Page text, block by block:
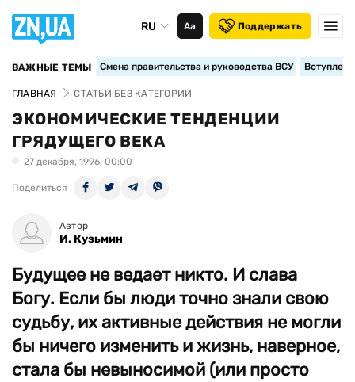
RU Аа Поддержать
ВАЖНЫЕ ТЕМЫ Смена правительства и руководства ВСУ
ГЛАВНАЯ СТАТЬИ БЕЗ КАТЕГОРИИ
ЭКОНОМИЧЕСКИЕ ТЕНДЕНЦИИ
ГРЯДУЩЕГО ВЕКА
27 декабря, 1996, 00:00
Поделиться
Автор
И. Кузьмин
Будущее не ведает никто. И слава
Богу. Если бы люди точно знали свою
судьбу, их активные действия не могли
бы ничего изменить и жизнь, наверное,
стала бы невыносимой (или просто